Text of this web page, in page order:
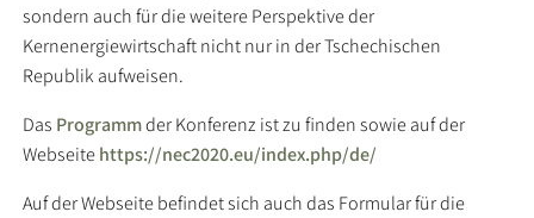
sondern auch für die weitere Perspektive der
Kernenergiewirtschaft nicht nur in der Tschechischen
Republik aufweisen.
Das Programmder Konferenz ist zu finden sowie auf der
Webseitehttps://nec2020.eu/index.php/de/
Auf der Webseite befindet sich auch das Formular für die